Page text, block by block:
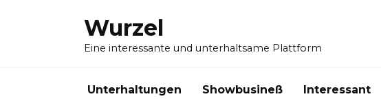
Wurzel
Eine interessante und unterhaltsame Plattform
Unterhaltungen Showbusineß Interessant